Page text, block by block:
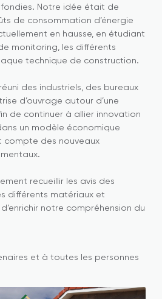
Notre idée était de
de consommation d’énergie
en hausse, en étudiant
monitoring, les différents
technique de construction.
des industriels, des bureaux
d’ouvrage autour d’une
de continuer à allier innovation
un modèle économique
compte des nouveaux
recueillir les avis des
différents matériaux et
notre compréhension du
et à toutes les personnes